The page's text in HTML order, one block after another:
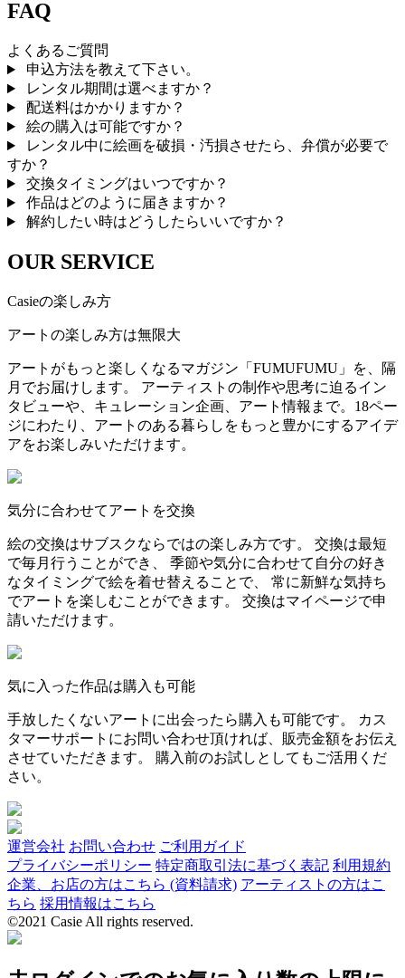
FAQ
よくあるご質問
申込方法を教えて下さい。
レンタル期間は選べますか？
配送料はかかりますか？
絵の購入は可能ですか？
レンタル中に絵画を破損・汚損させたら、弁償が必要で
すか？
交換タイミングはいつですか？
作品はどのように届きますか？
解約したい時はどうしたらいいですか？
OUR SERVICE
Casieの楽しみ方
アートの楽しみ方は無限大
アートがもっと楽しくなるマガジン「FUMUFUMU」を、隔
月でお届けします。 アーティストの制作や思考に迫るイン
タビューや、キュレーション企画、アート情報まで。18ペー
ジにわたり、アートのある暮らしをもっと豊かにするアイデ
アをお楽しみいただけます。
気分に合わせてアートを交換
絵の交換はサブスクならではの楽しみ方です。 交換は最短
で毎月行うことができ、 季節や気分に合わせて自分の好き
なタイミングで絵を着せ替えることで、 常に新鮮な気持ち
でアートを楽しむことができます。 交換はマイページで申
請いただけます。
気に入った作品は購入も可能
手放したくないアートに出会ったら購入も可能です。 カス
タマーサポートにお問い合わせ頂ければ、販売金額をお伝え
させていただきます。 購入前のお試しとしてもご活用くだ
さい。
運営会社 お問い合わせ ご利用ガイド
プライバシーポリシー 特定商取引法に基づく表記 利用規約
企業、お店の方はこちら (資料請求) アーティストの方はこ
ちら 採用情報はこちら
©2021 Casie All rights reserved.